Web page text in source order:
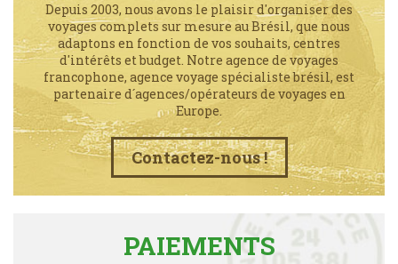
Depuis 2003, nous avons le plaisir d'organiser des
voyages complets sur mesure au Brésil, que nous
adaptons en fonction de vos souhaits, centres
d'intérêts et budget. Notre agence de voyages
francophone, agence voyage spécialiste brésil, est
partenaire d´agences/opérateurs de voyages en
Europe.
Contactez-nous !
PAIEMENTS